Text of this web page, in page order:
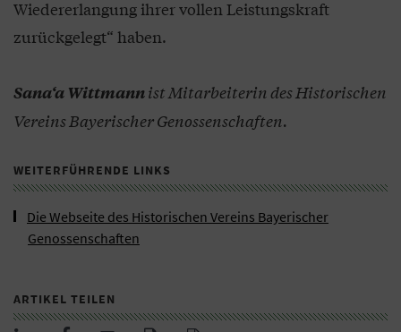
Wiedererlangung ihrer vollen Leistungskraft
zurückgelegt“ haben.
Sana‘a Wittmannist Mitarbeiterin des Historischen
Vereins Bayerischer Genossenschaften.
WEITERFÜHRENDE LINKS
Die Webseite des Historischen Vereins Bayerischer
Genossenschaften
ARTIKEL TEILEN